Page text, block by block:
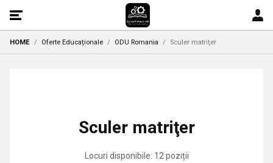
HOME Oferte Educaționale ODU Romania Sculer matriţer
Sculer matriţer
Locuri disponibile: 12 poziții